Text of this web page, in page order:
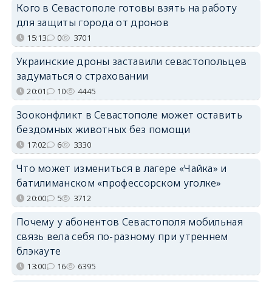
Кого в Севастополе готовы взять на работу
для защиты города от дронов
15:13 0 3701
Украинские дроны заставили севастопольцев
задуматься о страховании
20:01 10 4445
Зооконфликт в Севастополе может оставить
бездомных животных без помощи
17:02 6 3330
Что может измениться в лагере «Чайка» и
батилиманском «профессорском уголке»
20:00 5 3712
Почему у абонентов Севастополя мобильная
связь вела себя по-разному при утреннем
блэкауте
13:00 16 6395